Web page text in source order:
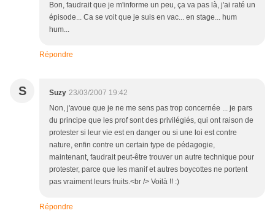
Bon, faudrait que je m'informe un peu, ça va pas là, j'ai raté un
épisode... Ca se voit que je suis en vac... en stage... hum
hum...
Répondre
S Suzy 23/03/2007 19:42
Non, j'avoue que je ne me sens pas trop concernée ... je pars
du principe que les prof sont des privilégiés, qui ont raison de
protester si leur vie est en danger ou si une loi est contre
nature, enfin contre un certain type de pédagogie,
maintenant, faudrait peut-être trouver un autre technique pour
protester, parce que les manif et autres boycottes ne portent
pas vraiment leurs fruits.<br /> Voilà !! :)
Répondre